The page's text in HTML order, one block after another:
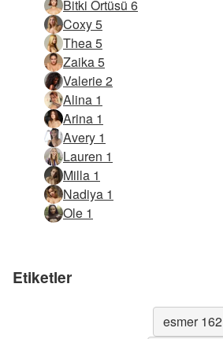
Bitki Örtüsü 6
Coxy 5
Thea 5
Zaika 5
Valerie 2
Alina 1
Arina 1
Avery 1
Lauren 1
Milla 1
Nadiya 1
Ole 1
Etiketler
esmer 162